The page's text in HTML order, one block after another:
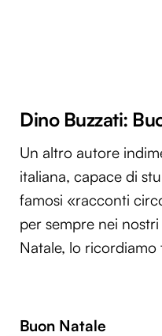
Dino Buzzati:
Un altro autore
italiana, capace di
famosi «racconti
per sempre nei
Natale, lo ricordiamo
Buon Natale